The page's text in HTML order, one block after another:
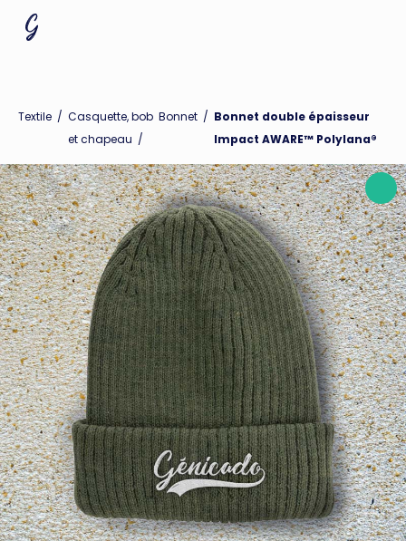
Textile / Casquette, bob
et chapeau /
Bonnet / Bonnet double épaisseur
Impact AWARE™ Polylana®